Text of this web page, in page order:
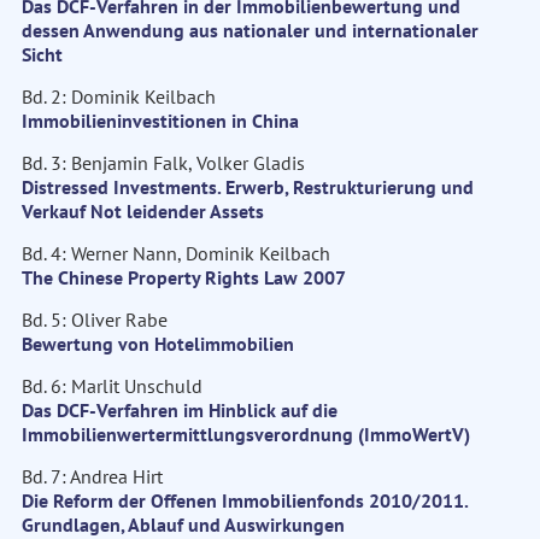
Das DCF-Verfahren in der Immobilienbewertung und
dessen Anwendung aus nationaler und internationaler
Sicht
Bd. 2: Dominik Keilbach
Immobilieninvestitionen in China
Bd. 3: Benjamin Falk, Volker Gladis
Distressed Investments. Erwerb, Restrukturierung und
Verkauf Not leidender Assets
Bd. 4: Werner Nann, Dominik Keilbach
The Chinese Property Rights Law 2007
Bd. 5: Oliver Rabe
Bewertung von Hotelimmobilien
Bd. 6: Marlit Unschuld
Das DCF-Verfahren im Hinblick auf die
Immobilienwertermittlungsverordnung (ImmoWertV)
Bd. 7: Andrea Hirt
Die Reform der Offenen Immobilienfonds 2010/2011.
Grundlagen, Ablauf und Auswirkungen